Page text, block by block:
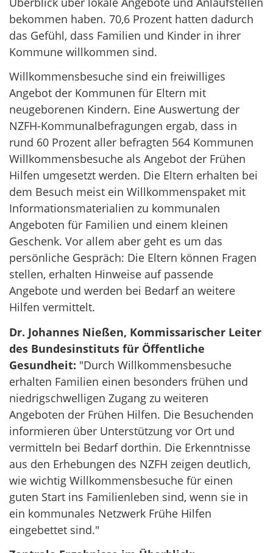
bekommen haben. 70,6 Prozent hatten dadurch
das Gefühl, dass Familien und Kinder in ihrer
Kommune willkommen sind.
Willkommensbesuche sind ein freiwilliges
Angebot der Kommunen für Eltern mit
neugeborenen Kindern. Eine Auswertung der
NZFH-Kommunalbefragungen ergab, dass in
rund 60 Prozent aller befragten 564 Kommunen
Willkommensbesuche als Angebot der Frühen
Hilfen umgesetzt werden. Die Eltern erhalten bei
dem Besuch meist ein Willkommenspaket mit
Informationsmaterialien zu kommunalen
Angeboten für Familien und einem kleinen
Geschenk. Vor allem aber geht es um das
persönliche Gespräch: Die Eltern können Fragen
stellen, erhalten Hinweise auf passende
Angebote und werden bei Bedarf an weitere
Hilfen vermittelt.
Dr. Johannes Nießen, Kommissarischer Leiter
des Bundesinstituts für Öffentliche
Gesundheit: "Durch Willkommensbesuche
erhalten Familien einen besonders frühen und
niedrigschwelligen Zugang zu weiteren
Angeboten der Frühen Hilfen. Die Besuchenden
informieren über Unterstützung vor Ort und
vermitteln bei Bedarf dorthin. Die Erkenntnisse
aus den Erhebungen des NZFH zeigen deutlich,
wie wichtig Willkommensbesuche für einen
guten Start ins Familienleben sind, wenn sie in
ein kommunales Netzwerk Frühe Hilfen
eingebettet sind."